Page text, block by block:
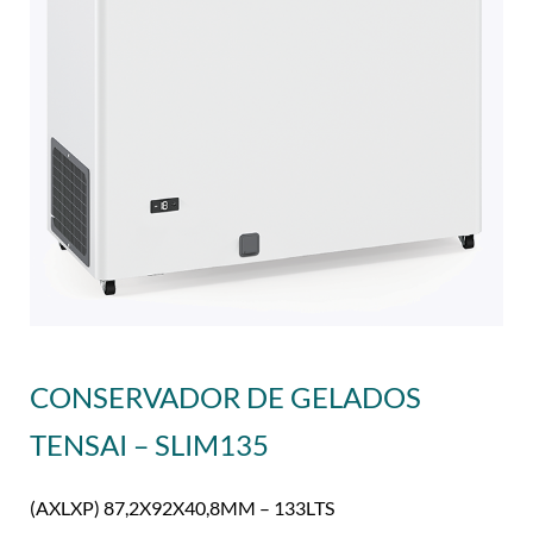
CONSERVADOR DE GELADOS
TENSAI – SLIM135
(AXLXP) 87,2X92X40,8MM – 133LTS